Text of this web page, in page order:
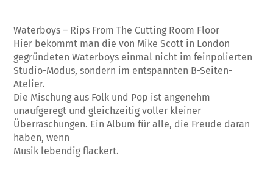
Waterboys – Rips From The Cutting Room Floor
Hier bekommt man die von Mike Scott in London
gegründeten Waterboys einmal nicht im feinpolierten
Studio-Modus, sondern im entspannten B-Seiten-
Atelier.
Die Mischung aus Folk und Pop ist angenehm
unaufgeregt und gleichzeitig voller kleiner
Überraschungen. Ein Album für alle, die Freude daran
haben, wenn
Musik lebendig flackert.